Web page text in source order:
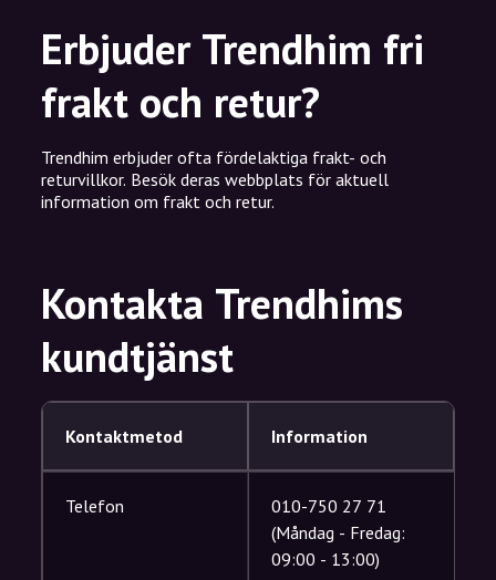
Erbjuder Trendhim fri
frakt och retur?
Trendhim erbjuder ofta fördelaktiga frakt- och
returvillkor. Besök deras webbplats för aktuell
information om frakt och retur.
Kontakta Trendhims
kundtjänst
Kontaktmetod Information
Telefon
010-750 27 71
(Måndag - Fredag:
09:00 - 13:00)